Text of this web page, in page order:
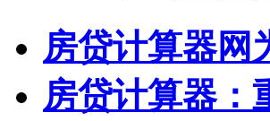
房贷计算器网
房贷计算器：